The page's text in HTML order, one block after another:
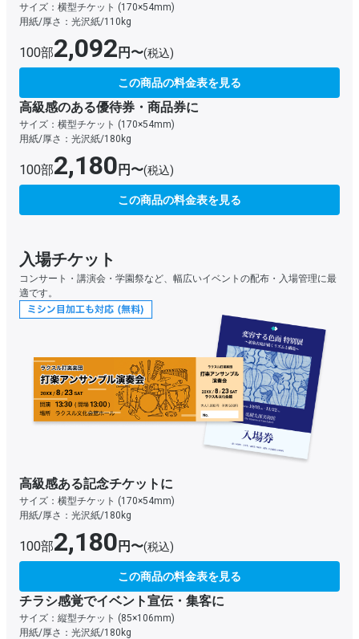
サイズ：横型チケット (170×54mm)
用紙/厚さ：光沢紙/110kg
100部2,092 円〜(税込)
この商品の料金表を見る
高級感のある優待券・商品券に
サイズ：横型チケット (170×54mm)
用紙/厚さ：光沢紙/180kg
100部2,180 円〜(税込)
この商品の料金表を見る
入場チケット
コンサート・講演会・学園祭など、幅広いイベントの配布・入場管理に最
適です。
高級感ある記念チケットに
サイズ：横型チケット (170×54mm)
用紙/厚さ：光沢紙/180kg
100部2,180 円〜(税込)
この商品の料金表を見る
チラシ感覚でイベント宣伝・集客に
サイズ：縦型チケット (85×106mm)
用紙/厚さ：光沢紙/180kg